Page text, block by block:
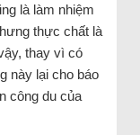
là làm nhiệm
thực chất là
thay vì có
này lại cho báo
công du của